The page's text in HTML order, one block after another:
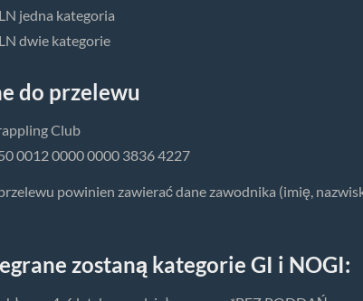
jedna kategoria
dwie kategorie
do przelewu
Club
0012 0000 0000 3836 4227
powinien zawierać dane zawodnika (imię,
zostaną kategorie GI i NOGI: